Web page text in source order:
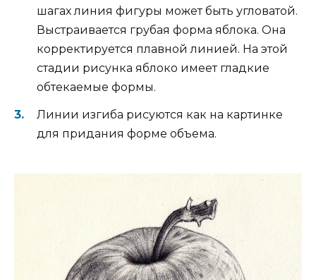
шагах линия фигуры может быть угловатой.
Выстраивается грубая форма яблока. Она
корректируется плавной линией. На этой
стадии рисунка яблоко имеет гладкие
обтекаемые формы.
Линии изгиба рисуются как на картинке
для придания форме объема.